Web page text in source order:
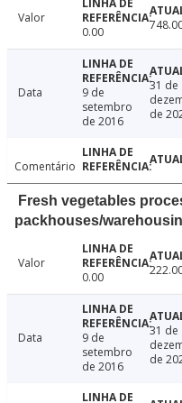
Valor
0.00
Data
9 de
setembro
de 2016
31 de
de
Comentário
Fresh vegetables
packhouses/
Valor
0.00
Data
9 de
setembro
de 2016
31 de
de